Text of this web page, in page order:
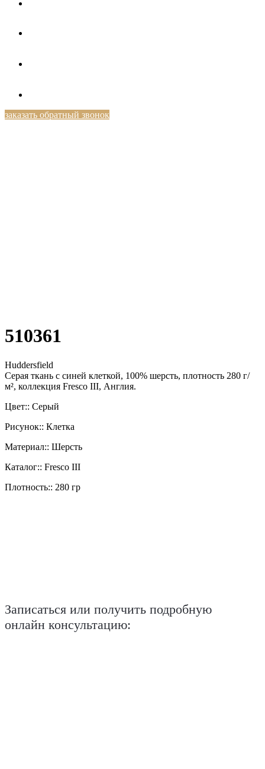
заказать обратный звонок
510361
Huddersfield
Серая ткань с синей клеткой, 100% шерсть, плотность 280 г/
м², коллекция Fresco III, Англия.
Цвет:: Серый
Рисунок:: Клетка
Материал:: Шерсть
Каталог:: Fresco III
Плотность:: 280 гр
Записаться или получить подробную
онлайн консультацию: